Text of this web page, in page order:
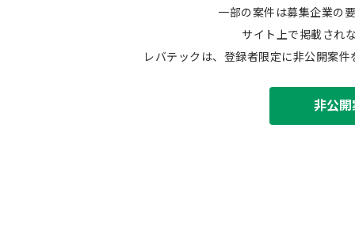
一部の案件は募集企業の
サイト上で掲載され
レバテックは、登録者限定に非公開案
非公